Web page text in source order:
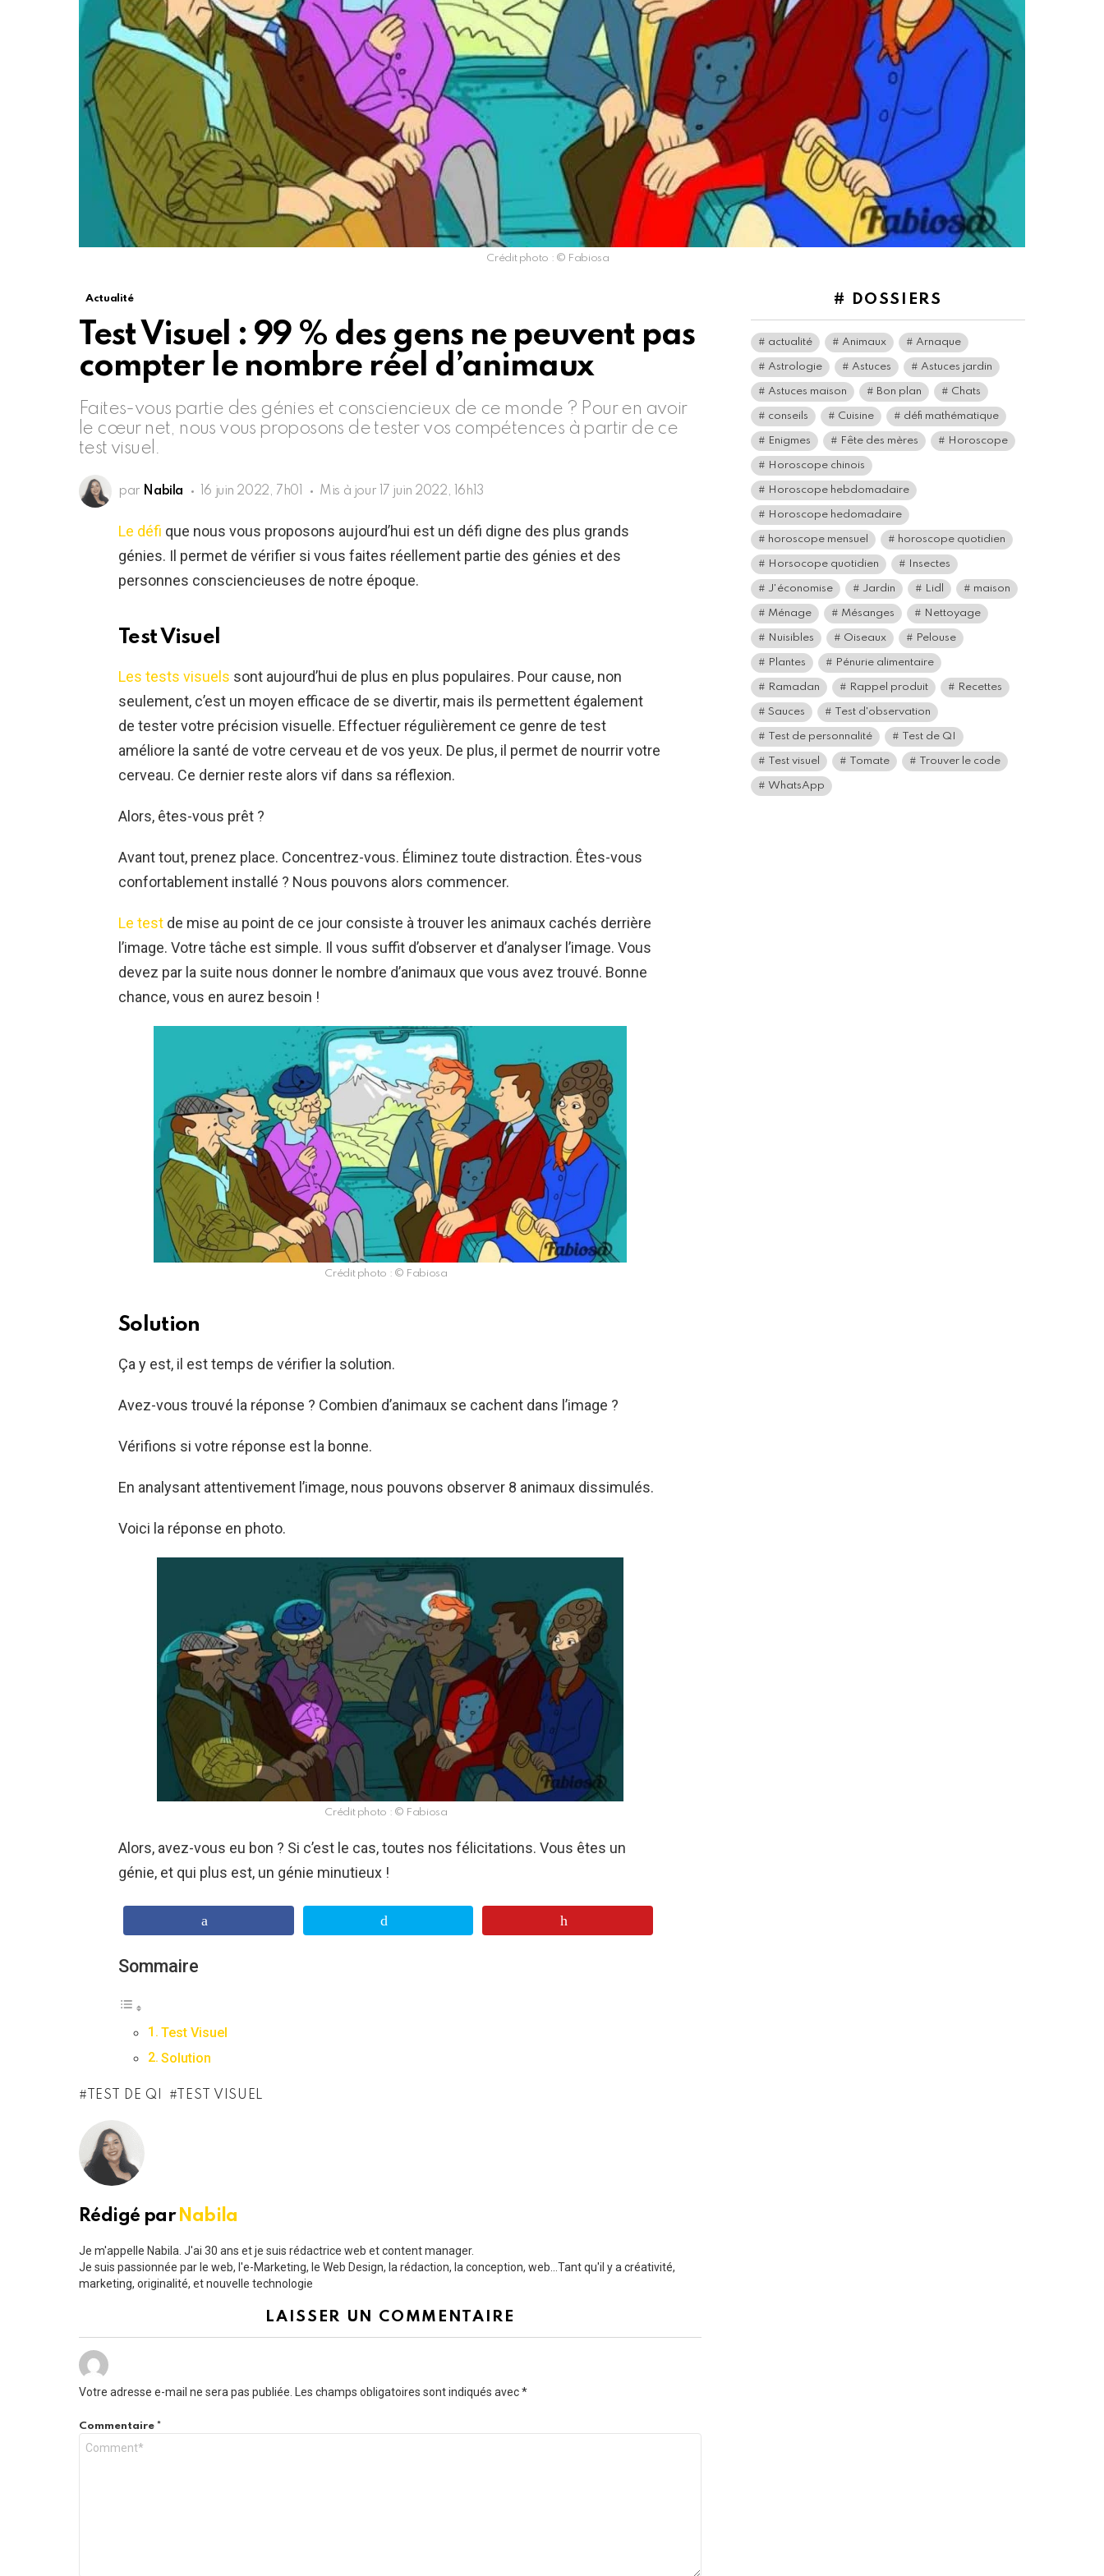
Crédit photo : © Fabiosa
Actualité
Test Visuel : 99 % des gens ne peuvent pas
compter le nombre réel d’animaux
Faites-vous partie des génies et consciencieux de ce monde ? Pour en avoir
le cœur net, nous vous proposons de tester vos compétences à partir de ce
test visuel.
par Nabila 16 juin 2022, 7h01 Mis à jour 17 juin 2022, 16h13
Le défi que nous vous proposons aujourd’hui est un défi digne des plus grands
génies. Il permet de vérifier si vous faites réellement partie des génies et des
personnes consciencieuses de notre époque.
Test Visuel
Les tests visuels sont aujourd’hui de plus en plus populaires. Pour cause, non
seulement, c’est un moyen efficace de se divertir, mais ils permettent également
de tester votre précision visuelle. Effectuer régulièrement ce genre de test
améliore la santé de votre cerveau et de vos yeux. De plus, il permet de nourrir votre
cerveau. Ce dernier reste alors vif dans sa réflexion.
Alors, êtes-vous prêt ?
Avant tout, prenez place. Concentrez-vous. Éliminez toute distraction. Êtes-vous
confortablement installé ? Nous pouvons alors commencer.
Le test de mise au point de ce jour consiste à trouver les animaux cachés derrière
l’image. Votre tâche est simple. Il vous suffit d’observer et d’analyser l’image. Vous
devez par la suite nous donner le nombre d’animaux que vous avez trouvé. Bonne
chance, vous en aurez besoin !
Crédit photo : © Fabiosa
Solution
Ça y est, il est temps de vérifier la solution.
Avez-vous trouvé la réponse ? Combien d’animaux se cachent dans l’image ?
Vérifions si votre réponse est la bonne.
En analysant attentivement l’image, nous pouvons observer 8 animaux dissimulés.
Voici la réponse en photo.
Crédit photo : © Fabiosa
Alors, avez-vous eu bon ? Si c’est le cas, toutes nos félicitations. Vous êtes un
génie, et qui plus est, un génie minutieux !
Sommaire
Test Visuel
Solution
TEST DE QI TEST VISUEL
Rédigé par Nabila
Je m'appelle Nabila. J'ai 30 ans et je suis rédactrice web et content manager.
Je suis passionnée par le web, l'e-Marketing, le Web Design, la rédaction, la conception, web...Tant qu'il y a créativité,
marketing, originalité, et nouvelle technologie
LAISSER UN COMMENTAIRE
Votre adresse e-mail ne sera pas publiée. Les champs obligatoires sont indiqués avec*
Commentaire *
# DOSSIERS
actualité Animaux Arnaque
Astrologie Astuces Astuces jardin
Astuces maison Bon plan Chats
conseils Cuisine défi mathématique
Enigmes Fête des mères Horoscope
Horoscope chinois
Horoscope hebdomadaire
Horoscope hedomadaire
horoscope mensuel horoscope quotidien
Horsocope quotidien Insectes
J'économise Jardin Lidl maison
Ménage Mésanges Nettoyage
Nuisibles Oiseaux Pelouse
Plantes Pénurie alimentaire
Ramadan Rappel produit Recettes
Sauces Test d'observation
Test de personnalité Test de QI
Test visuel Tomate Trouver le code
WhatsApp